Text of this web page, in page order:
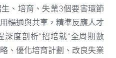
、培育、失業3個要害環節
暢通與共享，精準反應人才
度剖析“招培就”全周期數
、優化培育計劃、改良失業